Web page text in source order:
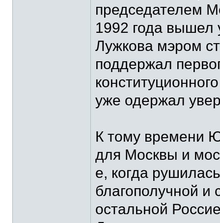
председателем
1992 года вышел
Лужкова мэром
поддержал
уже одержал
К тому времени
для Москвы и
е, когда
благополучной и
остальной